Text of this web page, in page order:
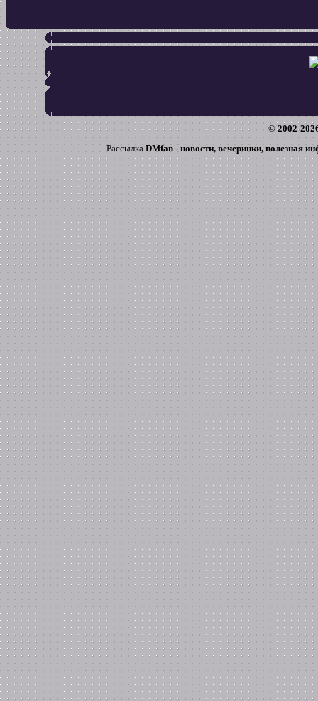
© 2002-
Рассылка DMfan - новости, вечеринки, полезная